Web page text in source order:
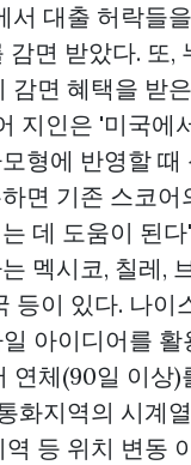
대출 허락들
면 받았다. 또,
감면 혜택을 받
지인은 '미국에
형에 반영할
면 기존 스코어
데 도움이 된
멕시코, 칠레,
등이 있다. 나이
아이디어를
연체(90일 이상
화지역의 시계
등 위치 변동